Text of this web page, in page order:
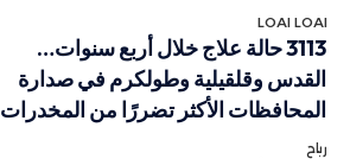
LOAI LOAI
3113 حالة علاج خلال أربع سنوات…
القدس وقلقيلية وطولكرم في صدارة
المحافظات الأكثر تضررًا من المخدرات
رباح